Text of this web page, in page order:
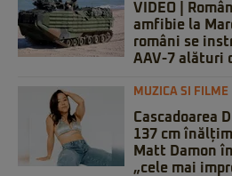
VIDEO |
amfibie la
români se
AAV-7 alături
MUZICA SI FILME
Cascadoarea
137 cm
Matt Damon
„cele mai